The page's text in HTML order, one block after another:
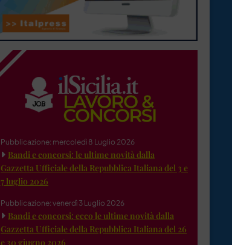
Pubblicazione: mercoledì 8 Luglio 2026
Bandi e concorsi: le ultime novità dalla
Gazzetta Ufficiale della Repubblica Italiana del 3 e
7 luglio 2026
Pubblicazione: venerdì 3 Luglio 2026
Bandi e concorsi: ecco le ultime novità dalla
Gazzetta Ufficiale della Repubblica Italiana del 26
e 30 giugno 2026